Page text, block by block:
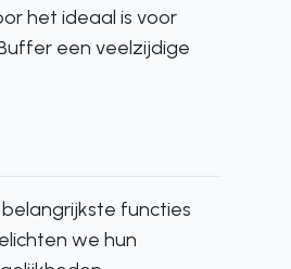
het ideaal is voor
een veelzijdige
functies
we hun